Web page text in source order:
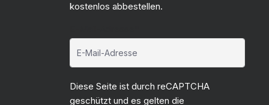
kostenlos abbestellen.
Diese Seite ist durch reCAPTCHA
geschützt und es gelten die